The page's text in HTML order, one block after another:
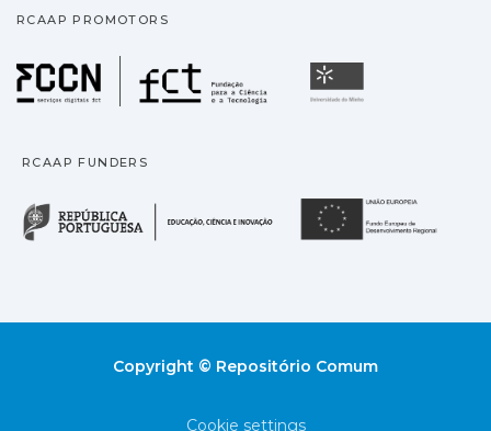
RCAAP PROMOTORS
Fundação para a
RCAAP FUNDERS
República Portuguesa
Copyright © Repositório Comum
Cookie settings